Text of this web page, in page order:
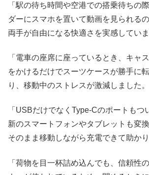
「駅の待ち時間や空港での搭乗待ちの
ダーにスマホを置いて動画を見られる
両手が自由になる快適さを実感していま
「電車の座席に座っているとき、キャ
をかけるだけでスーツケースが勝手に
り、移動中のストレスが激減しました。
「USBだけでなくType-Cのポートもつ
新のスマートフォンやタブレットも変
そのまま移動しながら充電できて助かり
「荷物を目一杯詰め込んでも、信頼性